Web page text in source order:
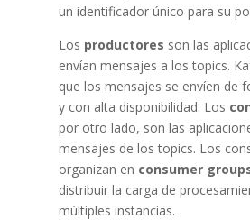
un identificador único para su
Los productores son las
envían mensajes a los topics.
que los mensajes se envíen de
y con alta disponibilidad. Los
por otro lado, son las
mensajes de los topics. Los
organizan en consumer
distribuir la carga de
múltiples instancias.